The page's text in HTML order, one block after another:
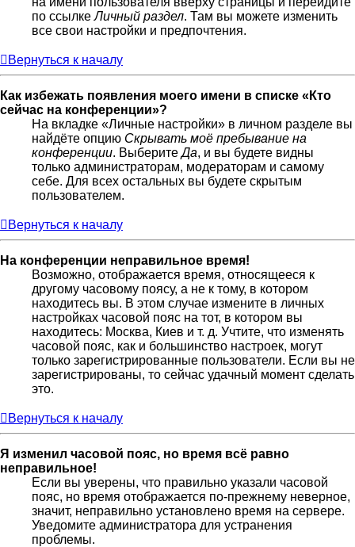
по ссылкеЛичный раздел. Там вы можете изменить
все свои настройки и предпочтения.
Вернуться к началу
Как избежать появления моего имени в списке «Кто
сейчас на конференции»?
На вкладке «Личные настройки» в личном разделе вы
найдёте опцию Скрывать моё пребывание на
конференции. ВыберитеДа, и вы будете видны
только администраторам, модераторам и самому
себе. Для всех остальных вы будете скрытым
пользователем.
Вернуться к началу
На конференции неправильное время!
Возможно, отображается время, относящееся к
другому часовому поясу, а не к тому, в котором
находитесь вы. В этом случае измените в личных
настройках часовой пояс на тот, в котором вы
находитесь: Москва, Киев и т. д. Учтите, что изменять
часовой пояс, как и большинство настроек, могут
только зарегистрированные пользователи. Если вы не
зарегистрированы, то сейчас удачный момент сделать
это.
Вернуться к началу
Я изменил часовой пояс, но время всё равно
неправильное!
Если вы уверены, что правильно указали часовой
пояс, но время отображается по-прежнему неверное,
значит, неправильно установлено время на сервере.
Уведомите администратора для устранения
проблемы.